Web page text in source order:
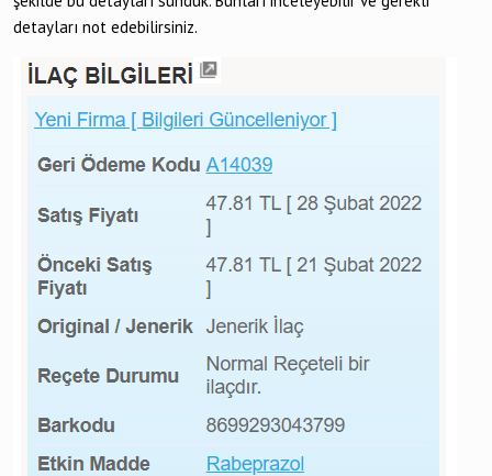
detayları not edebilirsiniz.